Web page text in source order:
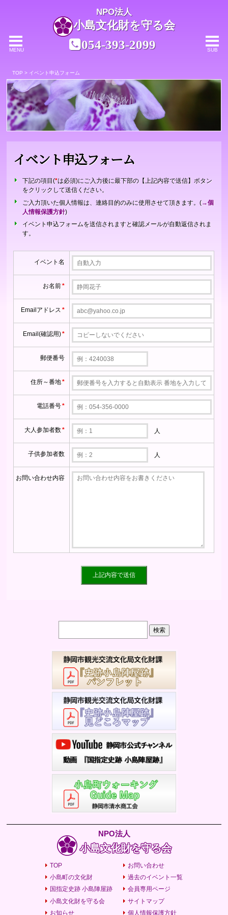
NPO法人
小島文化財を守る会
054-393-2099
MENU
TOP > イベント申込フォーム
イベント申込フォーム
下記の項目(*は必須)にご入力後に最下部の【上記内容で送信】ボタン
をクリックして送信ください。
ご入力頂いた個人情報は、連絡目的のみに使用させて頂きます。(→個
人情報保護方針)
イベント申込フォームを送信されますと確認メールが自動返信されま
す。
イベント名
お名前*
Emailアドレス *
Email(確認用)*
郵便番号
住所～番地*
電話番号*
大人参加者数* 人
子供参加者数 人
お問い合わせ内容
SUB
NPO法人
小島文化財を守る会
TOP
小島町の文化財
国指定史跡 小島陣屋跡
小島文化財を守る会
お知らせ
お問い合わせ
過去のイベント一覧
会員専用ページ
サイトマップ
個人情報保護方針